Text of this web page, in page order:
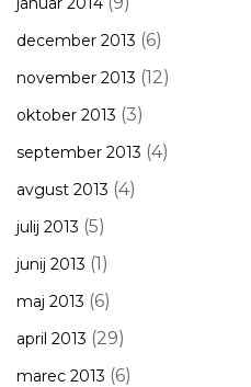
december 2013 (6)
november 2013 (12)
oktober 2013 (3)
september 2013 (4)
avgust 2013 (4)
julij 2013 (5)
junij 2013 (1)
maj 2013 (6)
april 2013 (29)
marec 2013 (6)